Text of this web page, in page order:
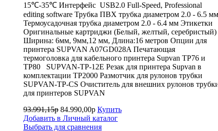
15℃-35℃ Интерфейс USB2.0 Full-Speed, Professional
editing software Трубка ПВХ трубка диаметром 2.0 - 6.5 мм
Термоусадочная трубка диаметром 2.0 - 6.4 мм Этикетки
Оригинальные картриджи (Белый, желтый, серебристый)
Ширина: 6мм, 9мм,12 мм, Длина:16 метров Опции для
принтера SUPVAN A07GD028A Печатающая
термоголовка для кабельного принтера Supvan TP76 и
TP80 SUPVAN-TP-12E Резак для принтера Supvan в
комплектации TP2000 Размотчик для рулонов трубки
SUPVAN-TP-CS Очиститель для внешних рулонов
для принтеров SUPVAN
93.991,15р 84.990,00р Купить
Добавить в Личный каталог
Выбрать для сравнения